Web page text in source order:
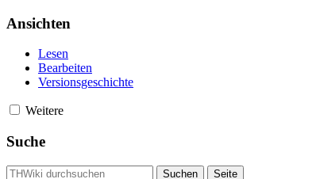
Ansichten
Lesen
Bearbeiten
Versionsgeschichte
Weitere
Suche